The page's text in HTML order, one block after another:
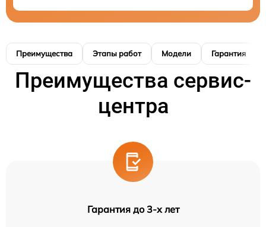
Преимущества Этапы работ Модели Гарантия
Преимущества сервис-
центра
Гарантия до 3-х лет